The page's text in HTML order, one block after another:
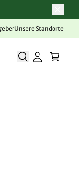
Unsere Standorte